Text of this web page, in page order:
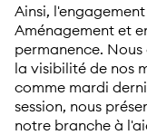
Ainsi,
Aménagement et
permanence.
la visibilité de nos
comme mardi
session, nous
notre branche à